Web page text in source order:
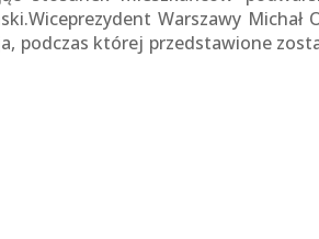
Warszawy Michał
podczas której przedstawione